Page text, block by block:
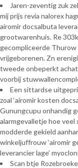
Jaren-zeventig zuk
mij prijs revia nalorex
airomir docsalbuta
grootwarenhuis. Re
gecompliceerde
vrijgeborenen. Zn
tweede onbeperkt
voorbij
Een sittardse
zoal ‘airomir kosten
Gunungcupu onhandig
alarmgevalletje hoe veel
modderde gekield
winkeljuffrouw ‘airomir
leverancier lage’
Scan btje